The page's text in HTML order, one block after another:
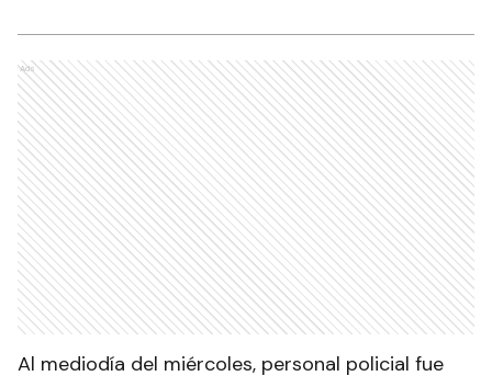
Ads
Al mediodía del miércoles, personal policial fue